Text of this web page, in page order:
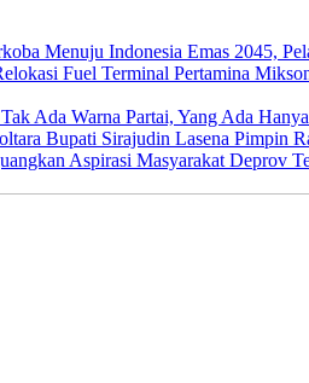
Menuju Indonesia Emas 2045,
Tak Ada Warna Partai, Yang Ada
Bupati Sirajudin Lasena Pimpin
Deprov